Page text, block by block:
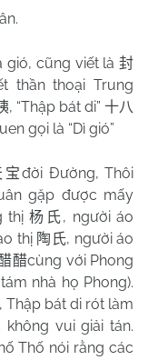
gió, cũng viết là封
thần thoại Trung
, “Thập bát di” 十八
gọi là “Dì gió”
宝đời Đường, Thôi
gặp được mấy
thị杨氏, người áo
thị 陶氏, người áo
醋cùng với Phong
nhà họ Phong).
bát di rót làm
vui giải tán.
Thố nói rằng các